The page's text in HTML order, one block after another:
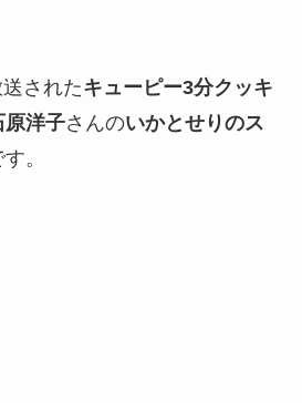
されたキューピー3分クッキ
原洋子さんのいかとせりのス
。